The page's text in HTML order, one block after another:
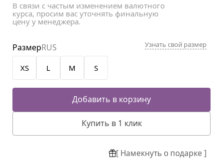
В связи с частым изменением валютного
курса, просим вас уточнять финальную
цену у менеджера.
XS L M S
РазмерRUS Узнать свой размер
Добавить в корзину
Купить в 1 клик
[ Намекнуть о подарке ]